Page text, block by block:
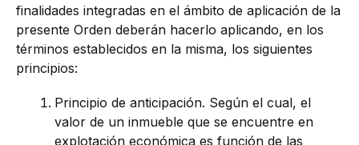
finalidades integradas en el ámbito de aplicación de la
presente Orden deberán hacerlo aplicando, en los
términos establecidos en la misma, los siguientes
principios:
Principio de anticipación. Según el cual, el
valor de un inmueble que se encuentre en
explotación económica es función de las